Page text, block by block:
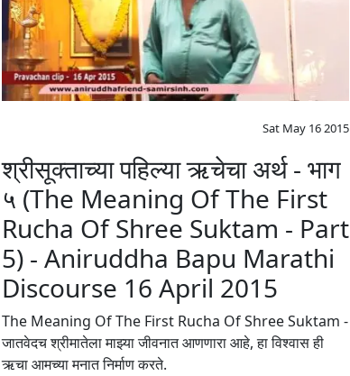
Sat May 16 2015
श्रीसूक्ताच्या पहिल्या ऋचेचा अर्थ - भाग
५ (The Meaning Of The First
Rucha Of Shree Suktam - Part
5) - Aniruddha Bapu‬ ‪Marathi‬
Discourse 16 April 2015
The Meaning Of The First Rucha Of Shree Suktam -
जातवेदच श्रीमातेला माझ्या जीवनात आणणारा आहे, हा विश्वास ही
ऋचा आमच्या मनात निर्माण करते.